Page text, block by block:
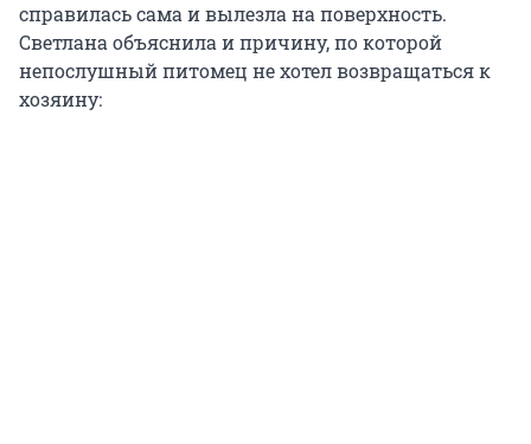
справилась сама и вылезла на поверхность.
Светлана объяснила и причину, по которой
непослушный питомец не хотел возвращаться к
хозяину: